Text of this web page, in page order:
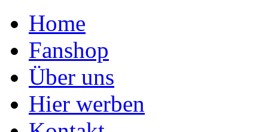
Home
Fanshop
Über uns
Hier werben